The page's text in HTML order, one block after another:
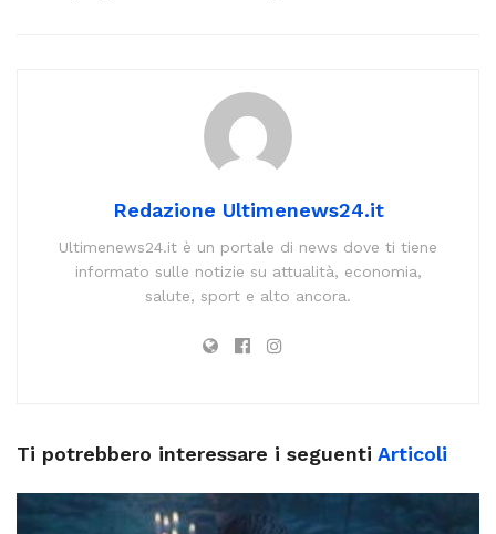
Redazione Ultimenews24.it
Ultimenews24.it è un portale di news dove ti tiene
informato sulle notizie su attualità, economia,
salute, sport e alto ancora.
Ti potrebbero interessare i seguenti Articoli